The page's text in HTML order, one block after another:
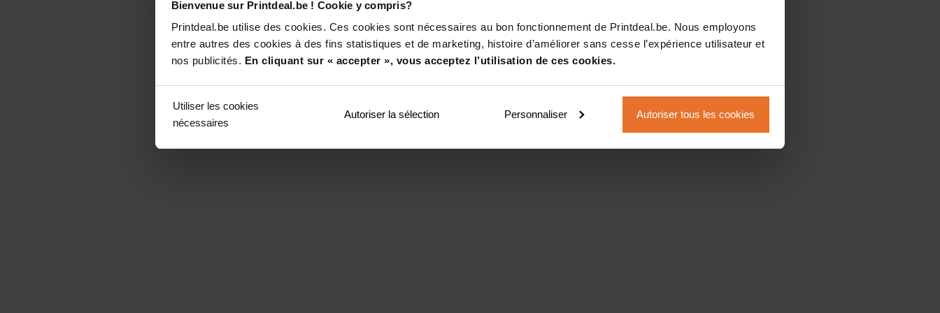
Bienvenue sur Printdeal.be ! Cookie y compris?
Printdeal.be utilise des cookies. Ces cookies sont nécessaires au bon fonctionnement de Printdeal.be. Nous employons
entre autres des cookies à des fins statistiques et de marketing, histoire d’améliorer sans cesse l’expérience utilisateur et
nos publicités. En cliquant sur « accepter », vous acceptez l’utilisation de ces cookies.
Utiliser les cookies
nécessaires
Autoriser la sélection Personnaliser Autoriser tous les cookies